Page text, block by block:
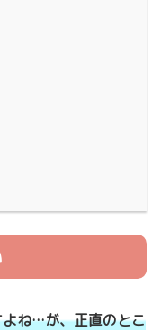
ね…が、正直のとこ